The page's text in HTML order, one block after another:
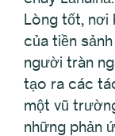
Lòng tốt, nơi
của tiền
người tràn
tạo ra các
một vũ
những phản